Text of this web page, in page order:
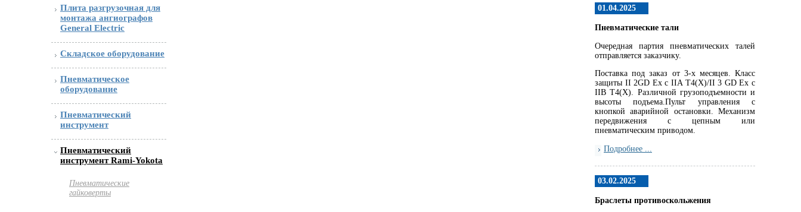
Плита разгрузочная для
монтажа ангиографов
General Electric
Складское оборудование
Пневматическое
оборудование
Пневматический
инструмент
Пневматический
инструмент Rami-Yokota
Пневматические
гайковерты
01.04.2025
Пневматические тали
Очередная партия пневматических талей
отправляется заказчику.
Поставка под заказ от 3-х месяцев. Класс
защиты II 2GD Ex c IIA T4(X)/II 3 GD Ex c
IIB T4(X). Различной грузоподъемности и
высоты подъема.Пульт управления с
кнопкой аварийной остановки. Механизм
передвижения с цепным или
пневматическим приводом.
Подробнее ...
03.02.2025
Браслеты противоскольжения